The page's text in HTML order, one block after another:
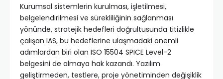
Kurumsal sistemlerin kurulması, işletilmesi,
belgelendirilmesi ve sürekliliğinin sağlanması
yönünde, stratejik hedefleri doğrultusunda titizlikle
çalışan IAS, bu hedeflerine ulaşmadaki önemli
adımlardan biri olan ISO 15504 SPICE Level-2
belgesini de almaya hak kazandı. Yazılım
geliştirmeden, testlere, proje yönetiminden değişiklik